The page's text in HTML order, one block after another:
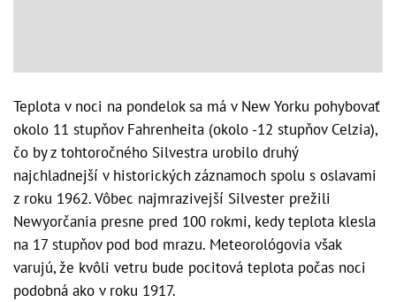
Teplota v noci na pondelok sa má v New Yorku pohybovať
okolo 11 stupňov Fahrenheita (okolo -12 stupňov Celzia),
čo by z tohtoročného Silvestra urobilo druhý
najchladnejší v historických záznamoch spolu s oslavami
z roku 1962. Vôbec najmrazivejší Silvester prežili
Newyorčania presne pred 100 rokmi, kedy teplota klesla
na 17 stupňov pod bod mrazu. Meteorológovia však
varujú, že kvôli vetru bude pocitová teplota počas noci
podobná ako v roku 1917.